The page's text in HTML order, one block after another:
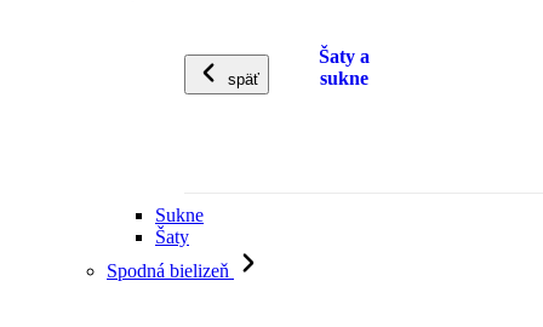
späť
Šaty a
sukne
Sukne
Šaty
Spodná bielizeň